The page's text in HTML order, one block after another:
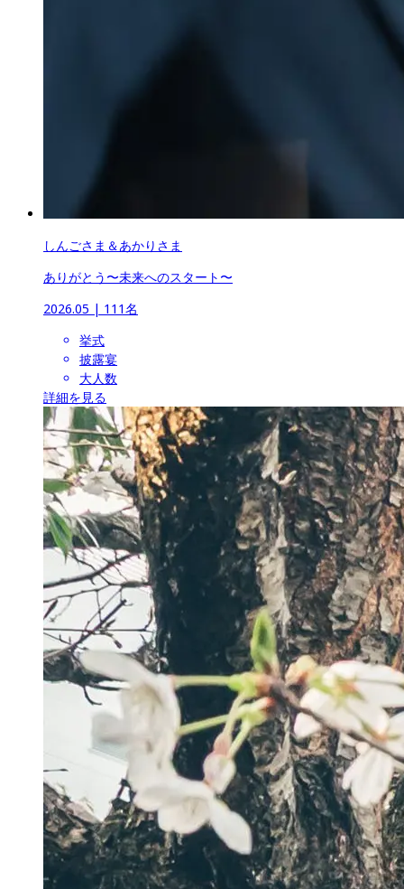
しんごさま＆あかりさま
ありがとう〜未来へのスタート〜
2026.05 | 111名
挙式
披露宴
大人数
詳細を見る